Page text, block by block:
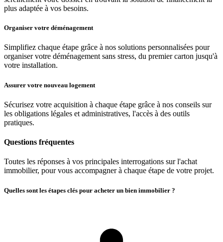
plus adaptée à vos besoins.
Organiser votre déménagement
Simplifiez chaque étape grâce à nos solutions personnalisées pour
organiser votre déménagement sans stress, du premier carton jusqu'à
votre installation.
Assurer votre nouveau logement
Sécurisez votre acquisition à chaque étape grâce à nos conseils sur
les obligations légales et administratives, l'accès à des outils
pratiques.
Questions fréquentes
Toutes les réponses à vos principales interrogations sur l'achat
immobilier, pour vous accompagner à chaque étape de votre projet.
Quelles sont les étapes clés pour acheter un bien immobilier ?